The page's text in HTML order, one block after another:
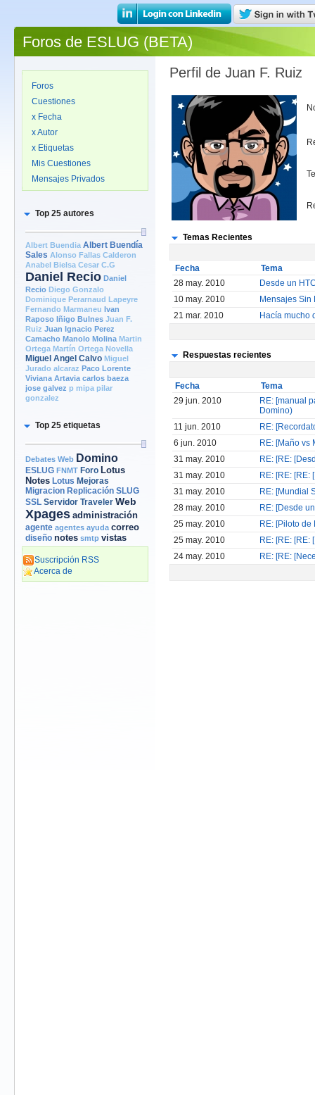
Foros de ESLUG (BETA)
Foros
Cuestiones
x Fecha
x Autor
x Etiquetas
Mis Cuestiones
Mensajes Privados
Top 25 autores
Albert Buendia Albert Buendía
Sales Alonso Fallas Calderon
Anabel Bielsa Cesar C.G
Daniel Recio Daniel
Recio Diego Gonzalo
Dominique Perarnaud Lapeyre
Fernando Marmaneu Ivan
Raposo Iñigo Bulnes Juan F.
Ruiz Juan Ignacio Perez
Camacho Manolo Molina Martin
Ortega Martín Ortega Novella
Miguel Angel Calvo Miguel
Jurado alcaraz Paco Lorente
Viviana Artavia carlos baeza
jose galvez p mipa pilar
gonzalez
Top 25 etiquetas
Debates Web Domino
ESLUG FNMT Foro Lotus
Notes Lotus Mejoras
Migracion Replicación SLUG
SSL Servidor Traveler Web
Xpages administración
agente agentes ayuda correo
diseño notes smtp vistas
Suscripción RSS
Acerca de
Perfil de Juan F. Ruiz
Temas Recientes
Fecha
Tema
28 may. 2010
Desde un
10 may. 2010
Mensajes Sin
21 mar. 2010
Hacía mucho
Respuestas recientes
Fecha
Tema
29 jun. 2010
RE: [manual
Domino)
11 jun. 2010
RE:
6 jun. 2010
RE: [Maño vs
31 may. 2010
RE: [RE:
31 may. 2010
RE: [RE: [RE:
31 may. 2010
RE: [Mundial
28 may. 2010
RE: [Desde
25 may. 2010
RE: [Piloto de
25 may. 2010
RE: [RE: [RE:
24 may. 2010
RE: [RE: